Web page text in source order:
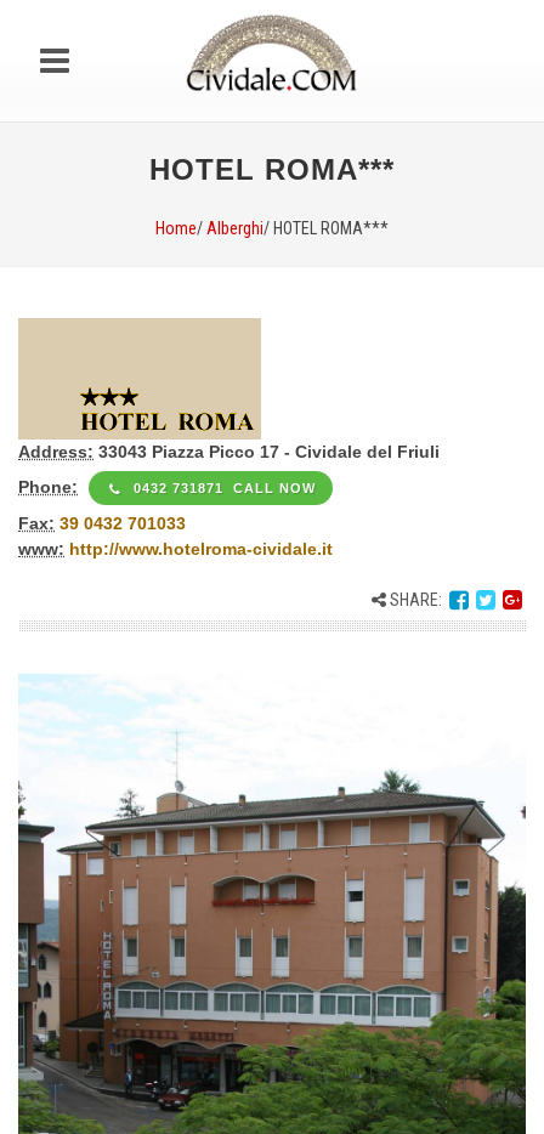
HOTEL ROMA***
Home/ Alberghi/ HOTEL ROMA***
Address: 33043 Piazza Picco 17 - Cividale del Friuli
Phone:
0432 731871 CALL NOW
Fax: 39 0432 701033
www: http://www.hotelroma-cividale.it
SHARE: